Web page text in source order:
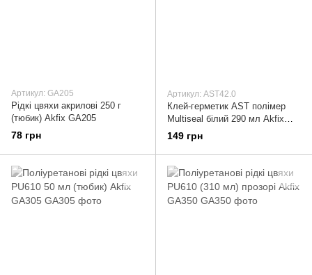
Артикул: GA205
Рідкі цвяхи акрилові 250 г
(тюбик) Akfix GA205
78 грн
Артикул: AST42.0
Клей-герметик AST полімер
Multiseal білий 290 мл Akfix
AST42.0
149 грн